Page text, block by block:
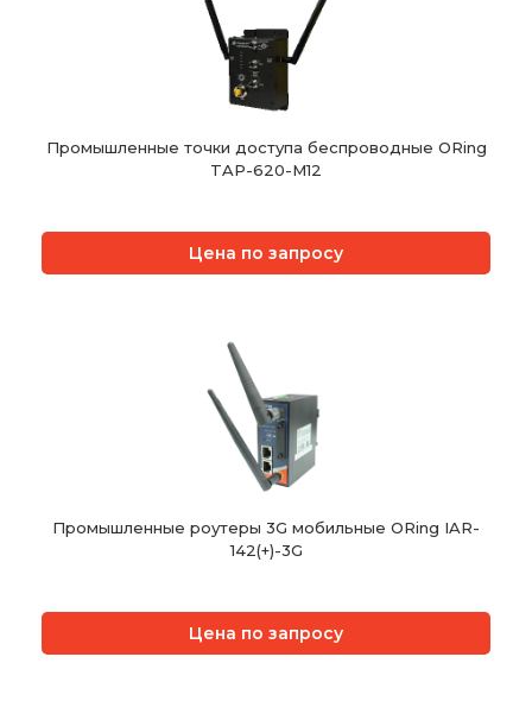
Промышленные точки доступа беспроводные ORing
TAP-620-M12
Цена по запросу
Промышленные роутеры 3G мобильные ORing IAR-
142(+)-3G
Цена по запросу